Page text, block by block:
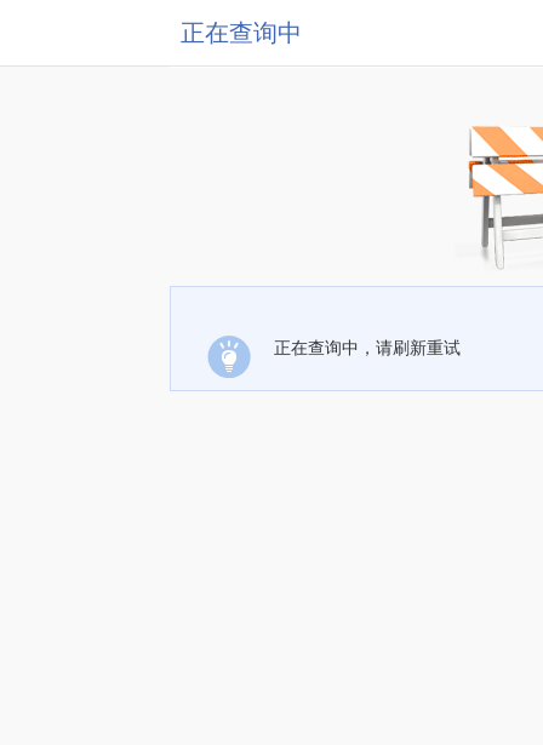
正在查询中
正在查询中，请刷新重试